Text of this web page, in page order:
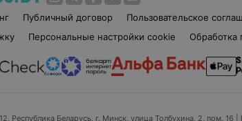
Публичный договор Пользовательское
Персональные настройки cookie Обработка
Республика Беларусь, г. Минск, улица Толбухина, 2, пом. 16 |